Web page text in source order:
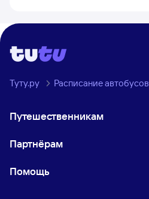
Туту.ру Расписание автобусов
Путешественникам
Партнёрам
Помощь